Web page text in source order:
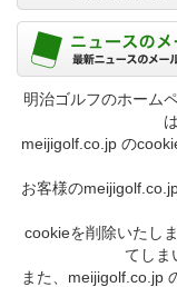
明治ゴルフのホーム
meijigolf.co.jp の
お客様の
cookieを削除いたし
てしま
また、meijigolf.co.jp